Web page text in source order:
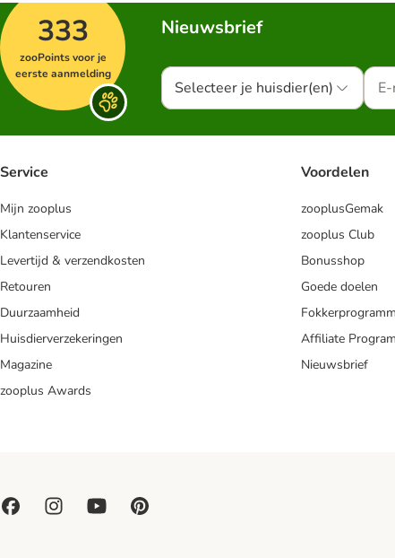
333
zooPoints voor je
eerste aanmelding
Nieuwsbrief
Selecteer je huisdier(en)
Service
Mijn zooplus
Klantenservice
Levertijd & verzendkosten
Retouren
Duurzaamheid
Huisdierverzekeringen
Magazine
zooplus Awards
Voordelen
zooplusGemak
zooplus Club
Bonusshop
Goede doelen
Affiliate
Nieuwsbrief